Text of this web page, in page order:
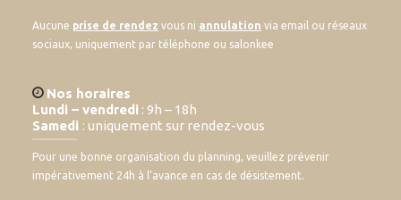
Aucune prise de rendez vous ni annulation via email ou réseaux
sociaux, uniquement par téléphone ou salonkee
Nos horaires
Lundi – vendredi : 9h – 18h
Samedi : uniquement sur rendez-vous
Pour une bonne organisation du planning, veuillez prévenir
impérativement 24h à l’avance en cas de désistement.